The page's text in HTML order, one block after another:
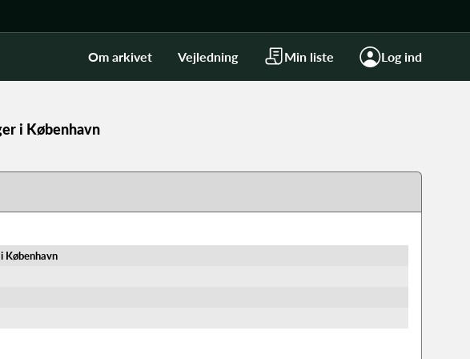
Om arkivet Vejledning Min liste Log ind
i København
København